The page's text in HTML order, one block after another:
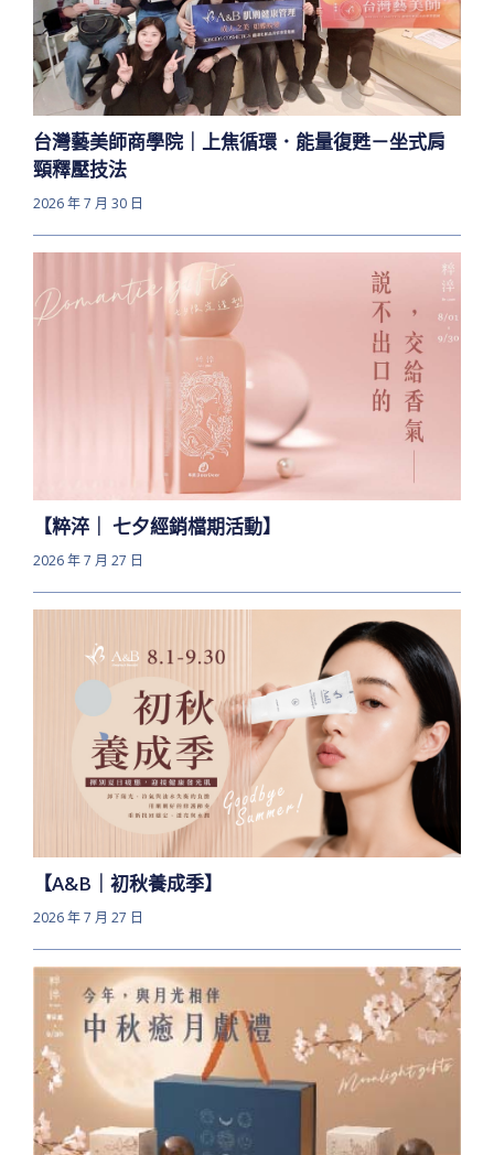
台灣藝美師商學院｜上焦循環．能量復甦－坐式肩
頸釋壓技法
2026 年 7 月 30 日
【粹淬｜ 七夕經銷檔期活動】
2026 年 7 月 27 日
【A&B｜初秋養成季】
2026 年 7 月 27 日